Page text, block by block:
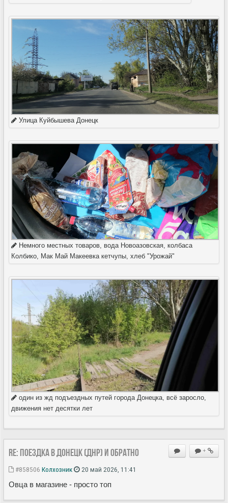
Улица Куйбышева Донецк
Немного местных товаров, вода Новоазовская, колбаса
Колбико, Мак Май Макеевка кетчупы, хлеб "Урожай"
один из жд подъездных путей города Донецка, всё заросло,
движения нет десятки лет
+
Re: Поездка в Донецк (ДНР) и обратно
#858506 Колхозник 20 май 2026, 11:41
Овца в магазине - просто топ